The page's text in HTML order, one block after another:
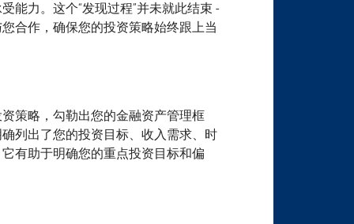
能力。这个“发现过程”并未就此结束 -
合作，确保您的投资策略始终跟上当
策略，勾勒出您的金融资产管理框
列出了您的投资目标、收入需求、时
有助于明确您的重点投资目标和偏